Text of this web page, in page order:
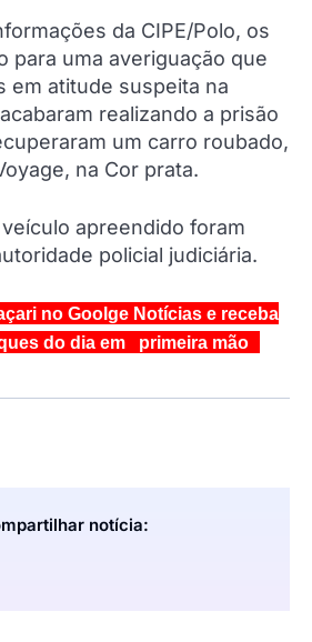
da CIPE/Polo, os
para uma averiguação que
em atitude suspeita na
realizando a prisão
um carro roubado,
na Cor prata.
apreendido foram
policial judiciária.
no Goolge Notícias e receba
do dia em primeira mão
notícia: